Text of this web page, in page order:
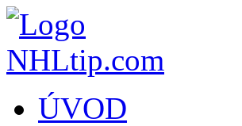
ÚVOD